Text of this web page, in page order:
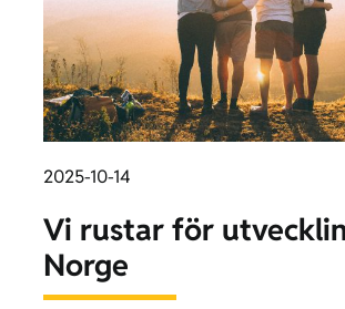
2025-10-14
Vi rustar för
Norge